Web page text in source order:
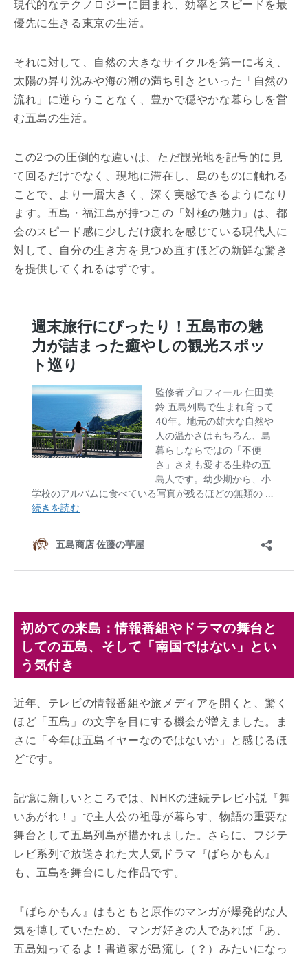
現代的なテクノロジーに囲まれ、効率とスピードを最
優先に生きる東京の生活。
それに対して、自然の大きなサイクルを第一に考え、
太陽の昇り沈みや海の潮の満ち引きといった「自然の
流れ」に逆らうことなく、豊かで穏やかな暮らしを営
む五島の生活。
この2つの圧倒的な違いは、ただ観光地を記号的に見
て回るだけでなく、現地に滞在し、島のものに触れる
ことで、より一層大きく、深く実感できるようになり
ます。五島・福江島が持つこの「対極の魅力」は、都
会のスピード感に少しだけ疲れを感じている現代人に
対して、自分の生き方を見つめ直すほどの新鮮な驚き
を提供してくれるはずです。
初めての来島：情報番組やドラマの舞台と
しての五島、そして「南国ではない」とい
う気付き
近年、テレビの情報番組や旅メディアを開くと、驚く
ほど「五島」の文字を目にする機会が増えました。ま
さに「今年は五島イヤーなのではないか」と感じるほ
どです。
記憶に新しいところでは、NHKの連続テレビ小説『舞
いあがれ！』で主人公の祖母が暮らす、物語の重要な
舞台として五島列島が描かれました。さらに、フジテ
レビ系列で放送された大人気ドラマ『ばらかもん』
も、五島を舞台にした作品です。
『ばらかもん』はもともと原作のマンガが爆発的な人
気を博していたため、マンガ好きの人であれば「あ、
五島知ってるよ！書道家が島流し（？）みたいになっ